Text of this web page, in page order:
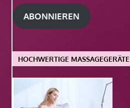
Adresse
ABONNIEREN
HOCHWERTIGE MASSAGEGERÄTE